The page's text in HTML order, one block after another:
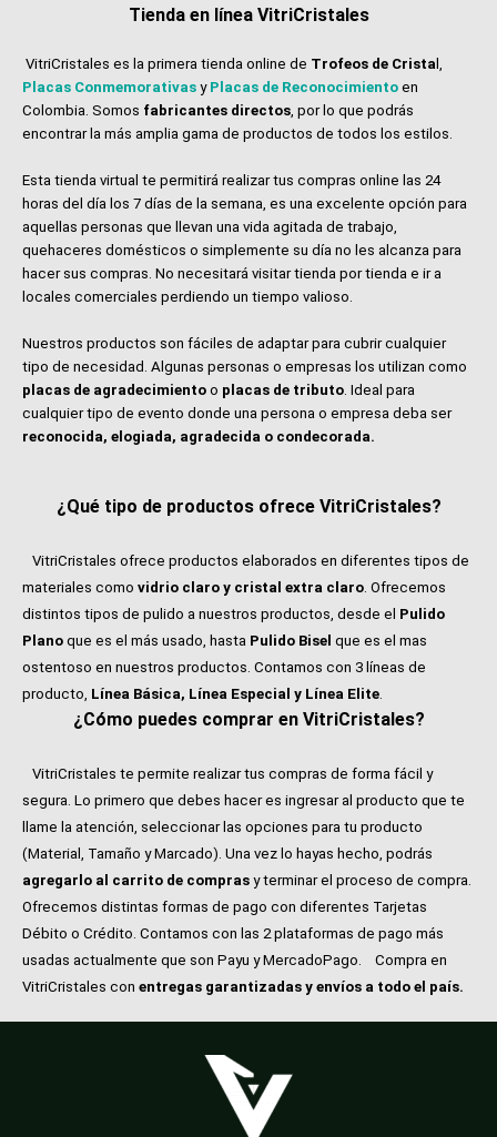
Tienda en línea VitriCristales
VitriCristales es la primera tienda online de Trofeos de Crista
Placas Conmemorativas y Placas de Reconocimiento en
Colombia. Somos fabricantes directos , por lo que podrás
encontrar la más amplia gama de productos de todos los estilos.
Esta tienda virtual te permitirá realizar tus compras online las 24
horas del día los 7 días de la semana, es una excelente opción para
aquellas personas que llevan una vida agitada de trabajo,
quehaceres domésticos o simplemente su día no les alcanza para
hacer sus compras. No necesitará visitar tienda por tienda e ir a
locales comerciales perdiendo un tiempo valioso.
Nuestros productos son fáciles de adaptar para cubrir cualquier
tipo de necesidad. Algunas personas o empresas los utilizan como
placas de agradecimiento o placas de tributo . Ideal para
cualquier tipo de evento donde una persona o empresa deba ser
reconocida, elogiada, agradecida o condecorada.
¿Qué tipo de productos ofrece VitriCristales?
VitriCristales ofrece productos elaborados en diferentes tipos de
materiales como vidrio claro y cristal extra claro . Ofrecemos
distintos tipos de pulido a nuestros productos, desde el Pulido
Plano que es el más usado, hasta Pulido Bisel que es el mas
ostentoso en nuestros productos. Contamos con 3 líneas de
producto, Línea Básica, Línea Especial y Línea Elite
¿Cómo puedes comprar en VitriCristales?
VitriCristales te permite realizar tus compras de forma fácil y
segura. Lo primero que debes hacer es ingresar al producto que te
llame la atención, seleccionar las opciones para tu producto
(Material, Tamaño y Marcado). Una vez lo hayas hecho, podrás
agregarlo al carrito de compras y terminar el proceso de compra.
Ofrecemos distintas formas de pago con diferentes Tarjetas
Débito o Crédito. Contamos con las 2 plataformas de pago más
usadas actualmente que son Payu y MercadoPago.
Compra en
VitriCristales con entregas garantizadas y envíos a todo el país.